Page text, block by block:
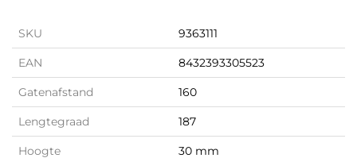
SKU 9363111
EAN 8432393305523
Gatenafstand 160
Lengtegraad 187
Hoogte 30 mm